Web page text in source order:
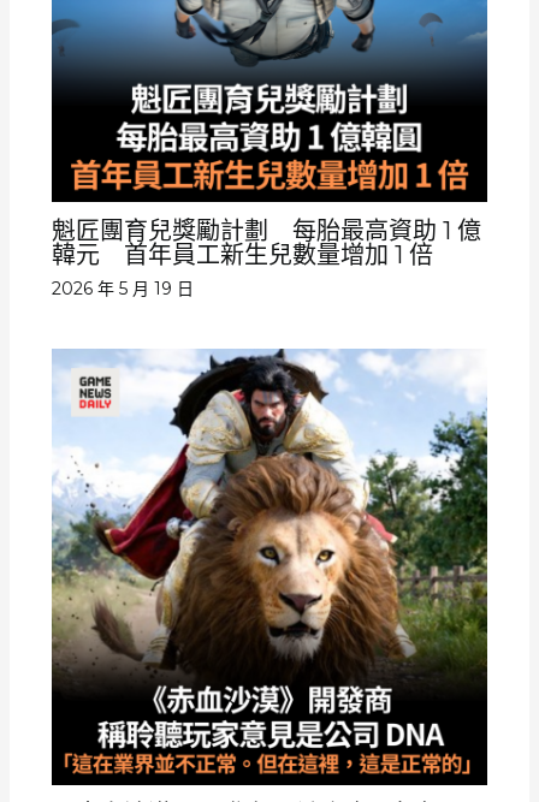
魁匠團育兒獎勵計劃 每胎最高資助 1 億
韓元 首年員工新生兒數量增加 1 倍
2026 年 5 月 19 日